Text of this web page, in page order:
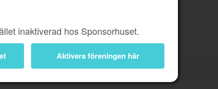
inaktiverad hos Sponsorhuset.
Aktivera föreningen här
Information